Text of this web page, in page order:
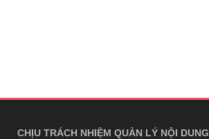
CHỊU TRÁCH NHIỆM QUẢN LÝ NỘI DUNG